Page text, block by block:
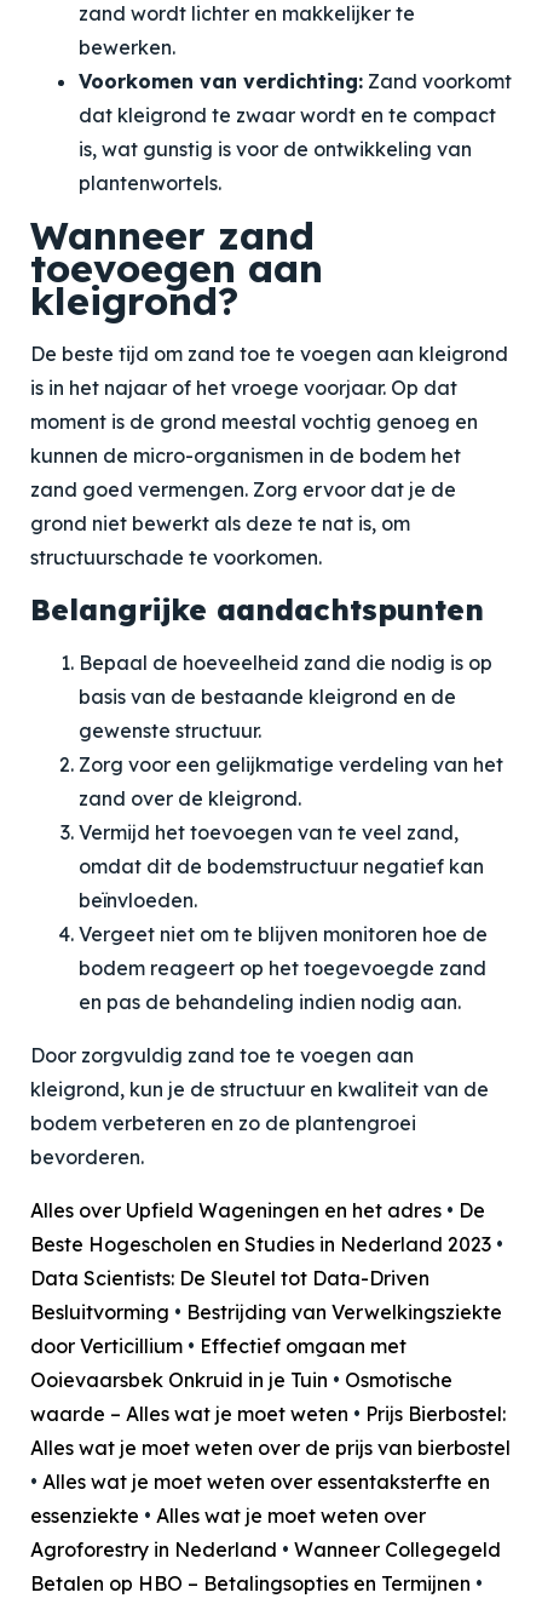
zand wordt lichter en makkelijker te
bewerken.
Voorkomen van verdichting: Zand voorkomt
dat kleigrond te zwaar wordt en te compact
is, wat gunstig is voor de ontwikkeling van
plantenwortels.
Wanneer zand
toevoegen aan
kleigrond?
De beste tijd om zand toe te voegen aan kleigrond
is in het najaar of het vroege voorjaar. Op dat
moment is de grond meestal vochtig genoeg en
kunnen de micro-organismen in de bodem het
zand goed vermengen. Zorg ervoor dat je de
grond niet bewerkt als deze te nat is, om
structuurschade te voorkomen.
Belangrijke aandachtspunten
Bepaal de hoeveelheid zand die nodig is op
basis van de bestaande kleigrond en de
gewenste structuur.
Zorg voor een gelijkmatige verdeling van het
zand over de kleigrond.
Vermijd het toevoegen van te veel zand,
omdat dit de bodemstructuur negatief kan
beïnvloeden.
Vergeet niet om te blijven monitoren hoe de
bodem reageert op het toegevoegde zand
en pas de behandeling indien nodig aan.
Door zorgvuldig zand toe te voegen aan
kleigrond, kun je de structuur en kwaliteit van de
bodem verbeteren en zo de plantengroei
bevorderen.
Alles over Upfield Wageningen en het adres • De
Beste Hogescholen en Studies in Nederland 2023 •
Data Scientists: De Sleutel tot Data-Driven
Besluitvorming • Bestrijding van Verwelkingsziekte
door Verticillium • Effectief omgaan met
Ooievaarsbek Onkruid in je Tuin • Osmotische
waarde – Alles wat je moet weten • Prijs Bierbostel:
Alles wat je moet weten over de prijs van bierbostel
• Alles wat je moet weten over essentaksterfte en
essenziekte • Alles wat je moet weten over
Agroforestry in Nederland • Wanneer Collegegeld
Betalen op HBO – Betalingsopties en Termijnen •